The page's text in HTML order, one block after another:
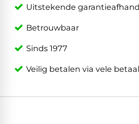
Uitstekende
Betrouwbaar
Sinds 1977
Veilig betalen via vele